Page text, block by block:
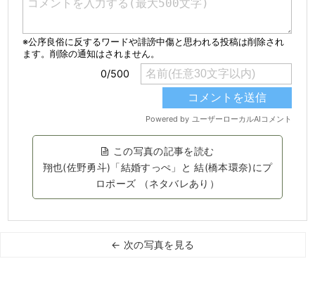
この写真の記事を読む
翔也(佐野勇斗)「結婚すっぺ」と 結(橋本環奈)にプ
ロポーズ （ネタバレあり）
← 次の写真を見る